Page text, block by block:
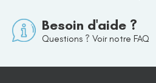
Besoin d'aide ?
Questions ? Voir notre FAQ